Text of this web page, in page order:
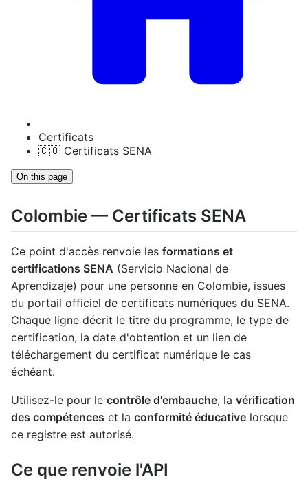
Certificats
🇨🇴 Certificats SENA
On this page
Colombie — Certificats SENA
Ce point d'accès renvoie les formations et
certifications SENA (Servicio Nacional de
Aprendizaje) pour une personne en Colombie, issues
du portail officiel de certificats numériques du SENA.
Chaque ligne décrit le titre du programme, le type de
certification, la date d'obtention et un lien de
téléchargement du certificat numérique le cas
échéant.
Utilisez-le pour le contrôle d'embauche, la vérification
des compétences et la conformité éducative lorsque
ce registre est autorisé.
Ce que renvoie l'API